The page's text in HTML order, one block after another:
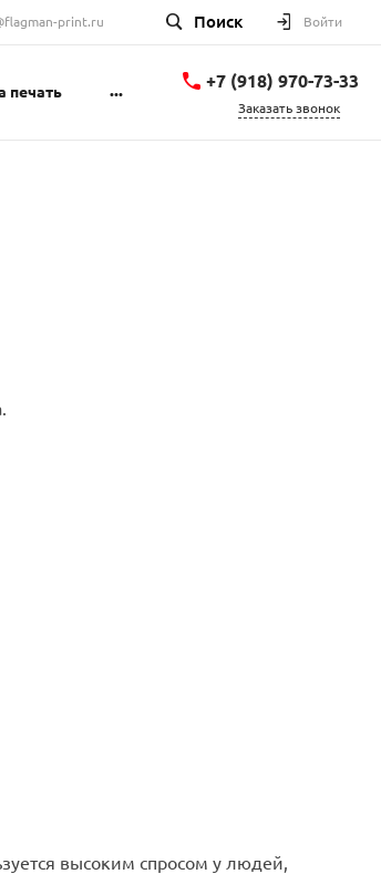
print.ru Поиск Войти
печать ... +7 (918) 970-73-33
Заказать звонок
высоким спросом у людей,